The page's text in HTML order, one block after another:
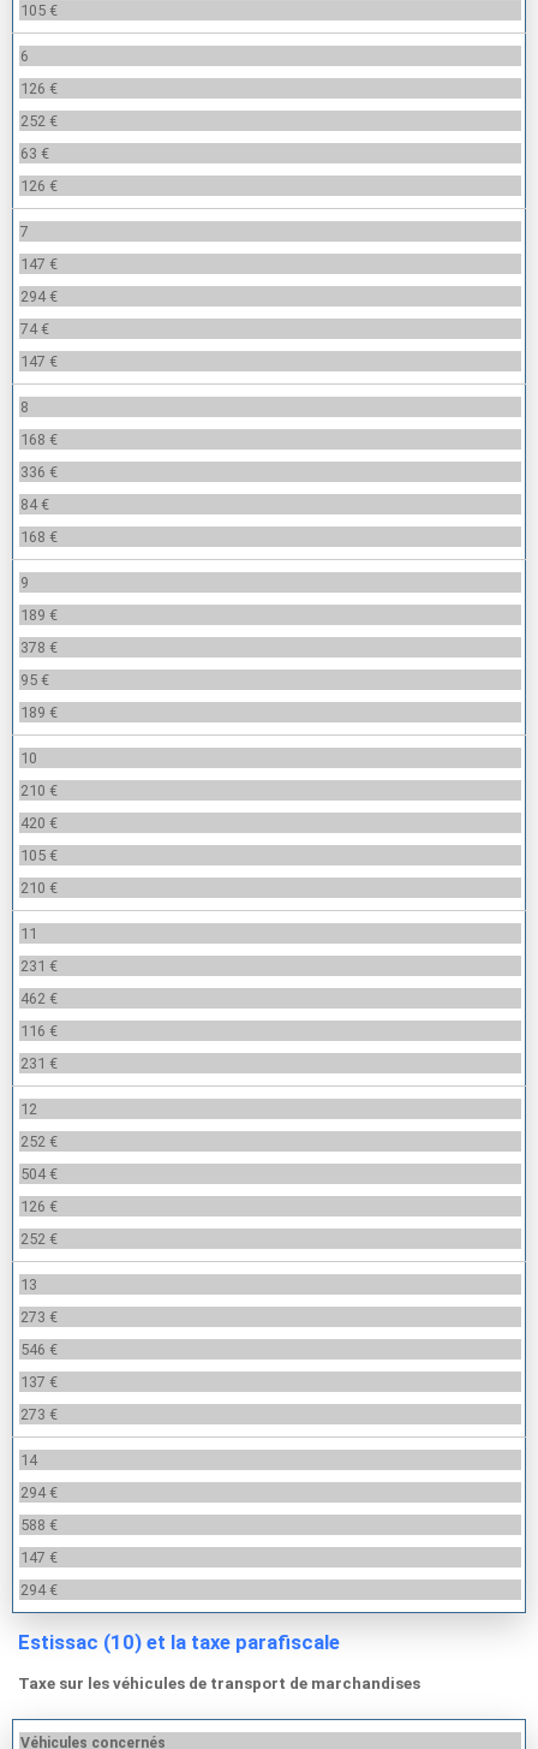
105 €
6
126 €
252 €
63 €
126 €
7
147 €
294 €
74 €
147 €
8
168 €
336 €
84 €
168 €
9
189 €
378 €
95 €
189 €
10
210 €
420 €
105 €
210 €
11
231 €
462 €
116 €
231 €
12
252 €
504 €
126 €
252 €
13
273 €
546 €
137 €
273 €
14
294 €
588 €
147 €
294 €
Estissac (10) et la taxe parafiscale
Taxe sur les véhicules de transport de marchandises
Véhicules concernés